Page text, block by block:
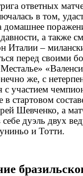
ответных
в том,
домашнее
а также
Италии –
перед своими
же, с
с участием
в стартовом
Шевченко, а
дуэль двух
и Тотти.